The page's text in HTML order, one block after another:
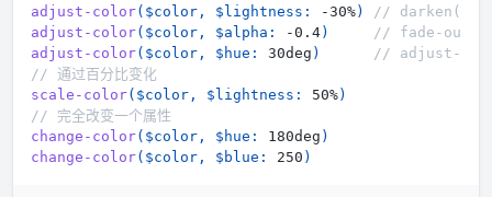
adjust-color( $color , $lightness : -30%)
// darken(_,
adjust-color( $color , $alpha : -0.4)
// fade-
adjust-color( $color , $hue : 30deg )
// adjust-
// 通过百分比变化
scale-color( $color , $lightness : 50%)
// 完全改变一个属性
change-color( $color , $hue : 180deg )
change-color( $color , $blue : 250 )